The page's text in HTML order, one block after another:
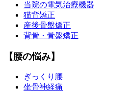
当院の電気治療機器
猫背矯正
産後骨盤矯正
背骨・骨盤矯正
【腰の悩み】
ぎっくり腰
坐骨神経痛